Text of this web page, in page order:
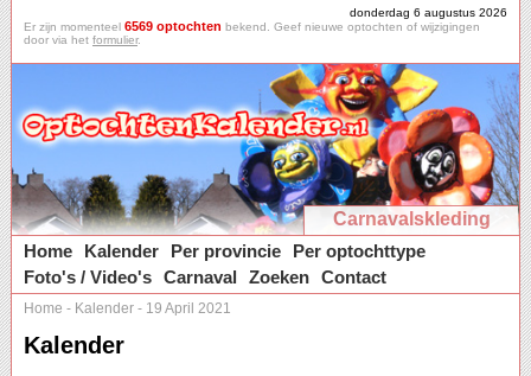
donderdag 6 augustus 2026
Er zijn momenteel 6569 optochten bekend. Geef nieuwe optochten of wijzigingen
door via het formulier.
Carnavalskleding
Home
Kalender Per provincie
Per optochttype
Foto's / Video's Carnaval Zoeken Contact
Home - Kalender - 19 April 2021
Kalender